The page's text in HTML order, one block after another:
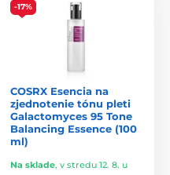
-17%
COSRX Esencia na
zjednotenie tónu pleti
Galactomyces 95 Tone
Balancing Essence (100
ml)
Na sklade, v stredu 12. 8. u